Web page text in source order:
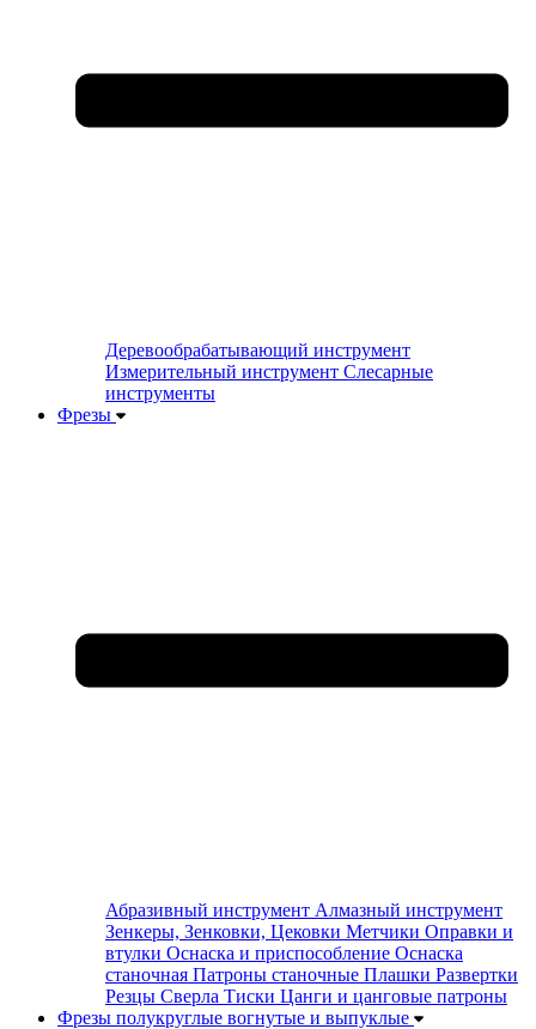
Деревообрабатывающий инструмент
Измерительный инструмент Слесарные
инструменты
Фрезы
Абразивный инструмент Алмазный инструмент
Зенкеры, Зенковки, Цековки Метчики Оправки и
втулки Оснаска и приспособление Оснаска
станочная Патроны станочные Плашки Развертки
Резцы Сверла Тиски Цанги и цанговые патроны
Фрезы полукруглые вогнутые и выпуклые